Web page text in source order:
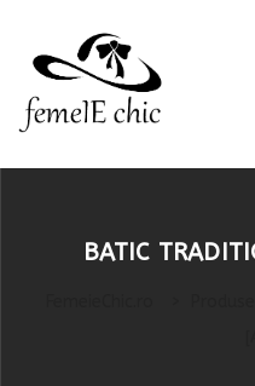
BATIC